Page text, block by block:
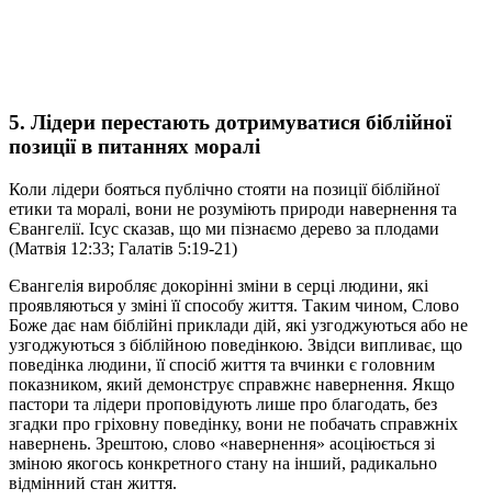
5. Лідери перестають дотримуватися біблійної
позиції в питаннях моралі
Коли лідери бояться публічно стояти на позиції біблійної
етики та моралі, вони не розуміють природи навернення та
Євангелії. Ісус сказав, що ми пізнаємо дерево за плодами
(Матвія 12:33; Галатів 5:19-21)
Євангелія виробляє докорінні зміни в серці людини, які
проявляються у зміні її способу життя. Таким чином, Слово
Боже дає нам біблійні приклади дій, які узгоджуються або не
узгоджуються з біблійною поведінкою. Звідси випливає, що
поведінка людини, її спосіб життя та вчинки є головним
показником, який демонструє справжнє навернення. Якщо
пастори та лідери проповідують лише про благодать, без
згадки про гріховну поведінку, вони не побачать справжніх
навернень. Зрештою, слово «навернення» асоціюється зі
зміною якогось конкретного стану на інший, радикально
відмінний стан життя.